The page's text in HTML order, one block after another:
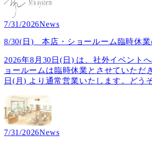
7/31/2026News
8/30(日) 本店・ショールーム臨時休業
2026年8月30日(日) は、社外イベント
ョールームは臨時休業とさせていただ
日(月) より通常営業いたします。どう
7/31/2026News